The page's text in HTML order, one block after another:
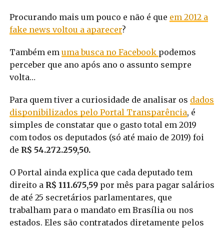
Procurando mais um pouco e não é que em 2012 a
fake news voltou a aparecer?
Também em uma busca no Facebook podemos
perceber que ano após ano o assunto sempre
volta…
Para quem tiver a curiosidade de analisar os dados
disponibilizados pelo Portal Transparência, é
simples de constatar que o gasto total em 2019
com todos os deputados (só até maio de 2019) foi
de R$ 54.272.259,50.
O Portal ainda explica que cada deputado tem
direito a R$ 111.675,59por mês para pagar salários
de até 25 secretários parlamentares, que
trabalham para o mandato em Brasília ou nos
estados. Eles são contratados diretamente pelos